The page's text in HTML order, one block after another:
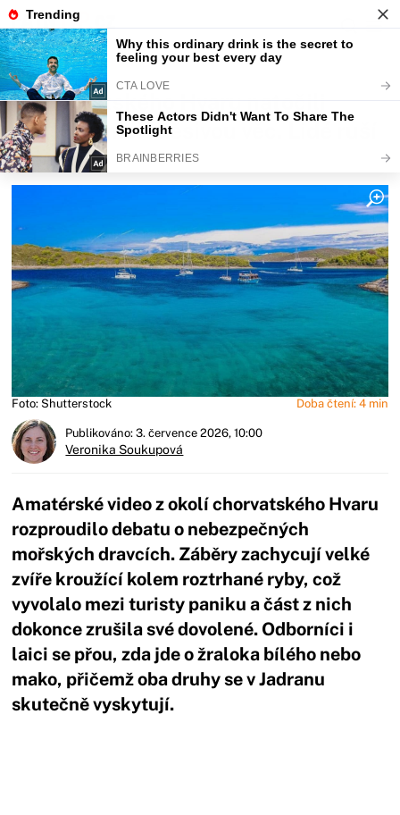
Fajntip.cz Magazín
U chorvatského Hvaru natočili
turisté v moři děsivou věc. Lidé ruší
zájezdy
Foto: Shutterstock Doba čtení: 4 min
Publikováno: 3. července 2026, 10:00
Veronika Soukupová
Amatérské video z okolí chorvatského Hvaru
rozproudilo debatu o nebezpečných
mořských dravcích. Záběry zachycují velké
zvíře kroužící kolem roztrhané ryby, což
vyvolalo mezi turisty paniku a část z nich
dokonce zrušila své dovolené. Odborníci i
laici se přou, zda jde o žraloka bílého nebo
mako, přičemž oba druhy se v Jadranu
skutečně vyskytují.